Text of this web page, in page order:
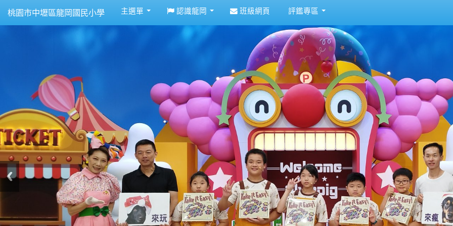
桃園市中壢區龍岡國民小學 主選單 認識龍岡 班級網頁 評鑑專區